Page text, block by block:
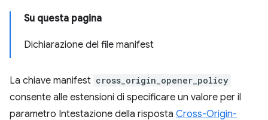
Su questa pagina
Dichiarazione del file manifest
La chiave manifest cross_origin_opener_policy
consente alle estensioni di specificare un valore per il
parametro Intestazione della risposta Cross-Origin-